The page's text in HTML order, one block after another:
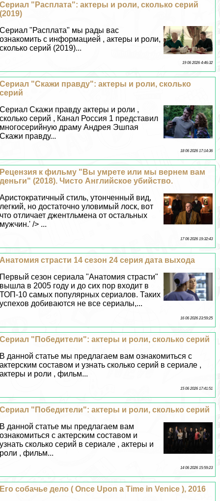
Сериал "Расплата": актеры и роли, сколько серий
(2019)
Сериал "Расплата" мы рады вас
ознакомить с информацией , актеры и роли,
сколько серий (2019)...
19 06 2026 4:46:32
Сериал "Скажи правду": актеры и роли, сколько
серий
Сериал Скажи правду актеры и роли ,
сколько серий , Канал Россия 1 представил
многосерийную драму Андрея Эшпая
Скажи правду...
18 06 2026 17:14:36
Рецензия к фильму "Вы умрете или мы вернем вам
деньги" (2018). Чисто Английское убийство.
Аристократичный стиль, утонченный вид,
легкий, но достаточно уловимый лоск, вот
что отличает джентльмена от остальных
мужчин.' /> ...
17 06 2026 19:32:43
Анатомия страсти 14 сезон 24 серия дата выхода
Первый сезон сериала "Анатомия страсти"
вышла в 2005 году и до сих пор входит в
ТОП-10 самых популярных сериалов. Таких
успехов добиваются не все сериалы,...
16 06 2026 23:59:25
Сериал "Победители": актеры и роли, сколько серий
В данной статье мы предлагаем вам ознакомиться с
актерским составом и узнать сколько серий в сериале ,
актеры и роли , фильм...
15 06 2026 17:41:51
Сериал "Победители": актеры и роли, сколько серий
В данной статье мы предлагаем вам
ознакомиться с актерским составом и
узнать сколько серий в сериале , актеры и
роли , фильм...
14 06 2026 15:59:23
Его собачье дело ( Once Upon a Time in Venice ), 2016